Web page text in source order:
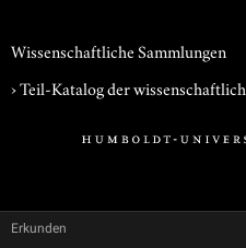
Wissenschaftliche Sammlungen
› Teil-Katalog der
Erkunden